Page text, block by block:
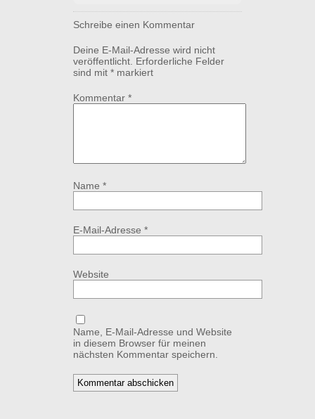
Schreibe einen Kommentar
Deine E-Mail-Adresse wird nicht
veröffentlicht. Erforderliche Felder
sind mit * markiert
Kommentar *
Name *
E-Mail-Adresse *
Website
Name, E-Mail-Adresse und Website
in diesem Browser für meinen
nächsten Kommentar speichern.